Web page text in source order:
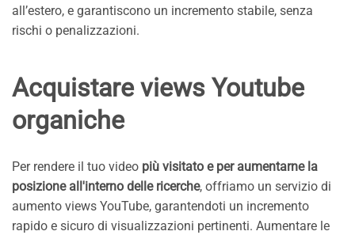
all’estero, e garantiscono un incremento stabile, senza
rischi o penalizzazioni.
Acquistare views Youtube
organiche
Per rendere il tuo video più visitato e per aumentarne la
posizione all'interno delle ricerche, offriamo un servizio di
aumento views YouTube, garantendoti un incremento
rapido e sicuro di visualizzazioni pertinenti. Aumentare le